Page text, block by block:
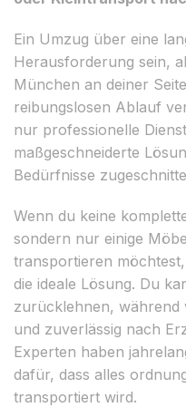
Ein Umzug über eine
Herausforderung sein,
München an deiner
reibungslosen Ablauf
nur professionelle
maßgeschneiderte
Bedürfnisse
Wenn du keine
sondern nur einige
transportieren
die ideale Lösung. Du
zurücklehnen, während
und zuverlässig nach
Experten haben
dafür, dass alles
transportiert wird.